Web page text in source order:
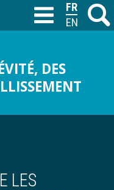
M
DES
T
LES
FRANÇAIS
ENGLISH